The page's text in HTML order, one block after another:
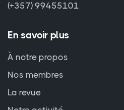
(+357) 99455101
En savoir plus
À notre propos
Nos membres
La revue